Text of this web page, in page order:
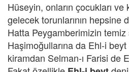
Hüseyin, onların çocukları ve
gelecek torunlarının hepsine
Hatta Peygamberimizin temiz
Haşimoğullarına da Ehl-i beyt
kiramdan Selman-ı Farisi de